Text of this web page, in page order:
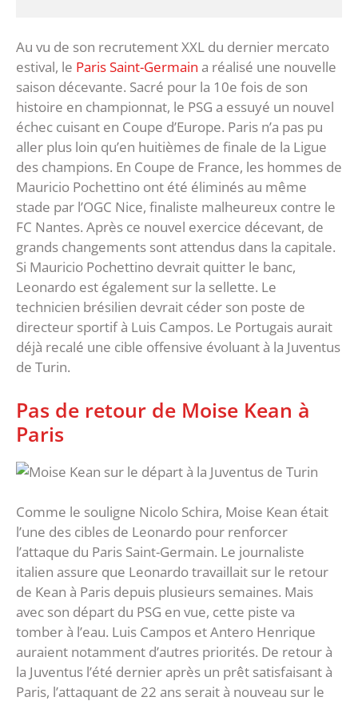
Au vu de son recrutement XXL du dernier mercato
estival, le Paris Saint-Germain a réalisé une nouvelle
saison décevante. Sacré pour la 10e fois de son
histoire en championnat, le PSG a essuyé un nouvel
échec cuisant en Coupe d’Europe. Paris n’a pas pu
aller plus loin qu’en huitièmes de finale de la Ligue
des champions. En Coupe de France, les hommes de
Mauricio Pochettino ont été éliminés au même
stade par l’OGC Nice, finaliste malheureux contre le
FC Nantes. Après ce nouvel exercice décevant, de
grands changements sont attendus dans la capitale.
Si Mauricio Pochettino devrait quitter le banc,
Leonardo est également sur la sellette. Le
technicien brésilien devrait céder son poste de
directeur sportif à Luis Campos. Le Portugais aurait
déjà recalé une cible offensive évoluant à la Juventus
de Turin.
Pas de retour de Moise Kean à
Paris
Comme le souligne Nicolo Schira, Moise Kean était
l’une des cibles de Leonardo pour renforcer
l’attaque du Paris Saint-Germain. Le journaliste
italien assure que Leonardo travaillait sur le retour
de Kean à Paris depuis plusieurs semaines. Mais
avec son départ du PSG en vue, cette piste va
tomber à l’eau. Luis Campos et Antero Henrique
auraient notamment d’autres priorités. De retour à
la Juventus l’été dernier après un prêt satisfaisant à
Paris, l’attaquant de 22 ans serait à nouveau sur le